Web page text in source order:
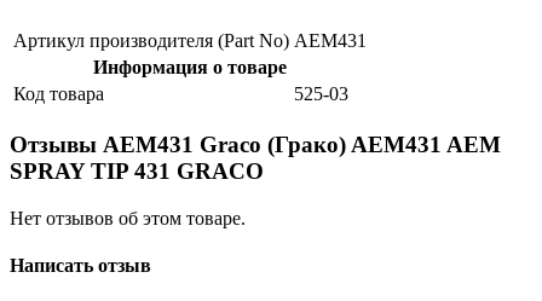
Артикул производителя (Part No) AEM431
Информация о товаре
Код товара
525-03
Отзывы AEM431 Graco (Грако) AEM431 AEM
SPRAY TIP 431 GRACO
Нет отзывов об этом товаре.
Написать отзыв